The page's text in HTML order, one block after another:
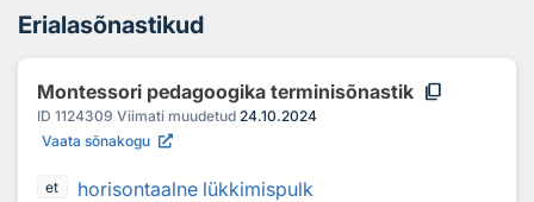
Erialasõnastikud
Montessori pedagoogika terminisõnastik content_copy
ID 1124309 Viimati muudetud 24.10.2024
Vaata sõnakogu
et horisontaalne lükkimispulk